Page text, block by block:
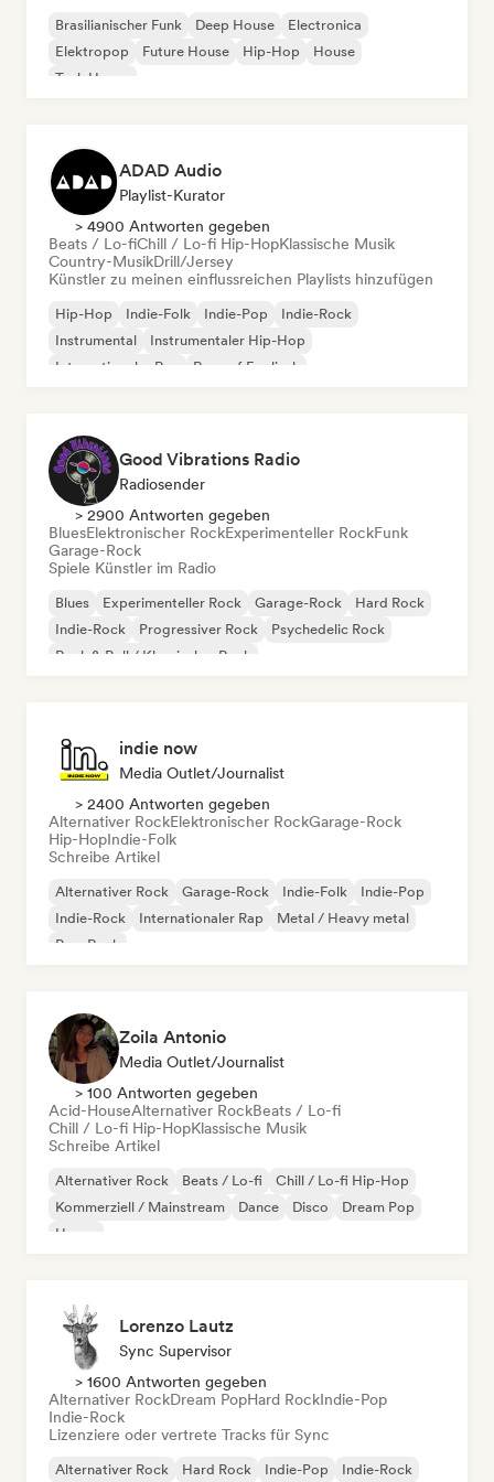
Brasilianischer Funk Deep House
Electronica
Elektropop
Future House Hip-Hop
House
Tech House
ADAD Audio
Playlist-Kurator
> 4900 Antworten gegeben
Beats / Lo-fiChill / Lo-fi Hip-HopKlassische Musik
Country-MusikDrill/Jersey
Künstler zu meinen einflussreichen Playlists hinzufügen
Hip-Hop Indie-Folk Indie-Pop
Indie-Rock
Instrumental
Instrumentaler Hip-Hop
Internationaler Rap
Rap auf Englisch
Good Vibrations Radio
Radiosender
> 2900 Antworten gegeben
BluesElektronischer RockExperimenteller RockFunk
Garage-Rock
Spiele Künstler im Radio
Blues Experimenteller Rock Garage-Rock
Hard Rock
Indie-Rock
Progressiver Rock
Psychedelic Rock
Rock & Roll / Klassischer Rock
indie now
Media Outlet/Journalist
> 2400 Antworten gegeben
Alternativer RockElektronischer RockGarage-Rock
Hip-HopIndie-Folk
Schreibe Artikel
Alternativer Rock Garage-Rock Indie-Folk
Indie-Pop
Indie-Rock
Internationaler Rap
Metal / Heavy metal
Pop-Rock
Zoila Antonio
Media Outlet/Journalist
> 100 Antworten gegeben
Acid-HouseAlternativer RockBeats / Lo-fi
Chill / Lo-fi Hip-HopKlassische Musik
Schreibe Artikel
Alternativer Rock Beats / Lo-fi
Chill / Lo-fi Hip-Hop
Kommerziell / Mainstream
Dance Disco
Dream Pop
House
Lorenzo Lautz
Sync Supervisor
> 1600 Antworten gegeben
Alternativer RockDream PopHard RockIndie-Pop
Indie-Rock
Lizenziere oder vertrete Tracks für Sync
Alternativer Rock Hard Rock Indie-Pop Indie-Rock